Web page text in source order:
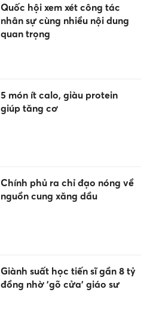
Quốc hội xem xét công tác
nhân sự cùng nhiều nội dung
quan trọng
5 món ít calo, giàu protein
giúp tăng cơ
Chính phủ ra chỉ đạo nóng về
nguồn cung xăng dầu
Giành suất học tiến sĩ gần 8 tỷ
đồng nhờ 'gõ cửa' giáo sư